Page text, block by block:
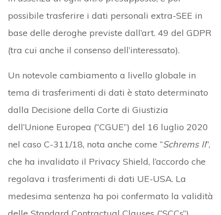
possibile trasferire i dati personali extra-SEE in
base delle deroghe previste dall’art. 49 del GDPR
(tra cui anche il consenso dell’interessato).
Un notevole cambiamento a livello globale in
tema di trasferimenti di dati è stato determinato
dalla Decisione della Corte di Giustizia
dell’Unione Europea (“CGUE”) del 16 luglio 2020
nel caso C-311/18, nota anche come “Schrems II”,
che ha invalidato il Privacy Shield, l’accordo che
regolava i trasferimenti di dati UE-USA. La
medesima sentenza ha poi confermato la validità